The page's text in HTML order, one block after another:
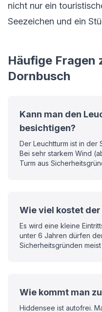
nicht nur ein
Seezeichen und ein
Häufige Fragen
Dornbusch
Kann man den
besichtigen?
Der Leuchtturm ist in der
Bei sehr starkem Wind
Turm aus
Wie viel kostet
Es wird eine kleine
unter 6 Jahren dürfen
Sicherheitsgründen
Wie kommt man
Hiddensee ist autofrei.